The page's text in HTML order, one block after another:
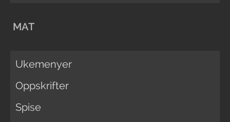
MAT
Ukemenyer
Oppskrifter
Spise